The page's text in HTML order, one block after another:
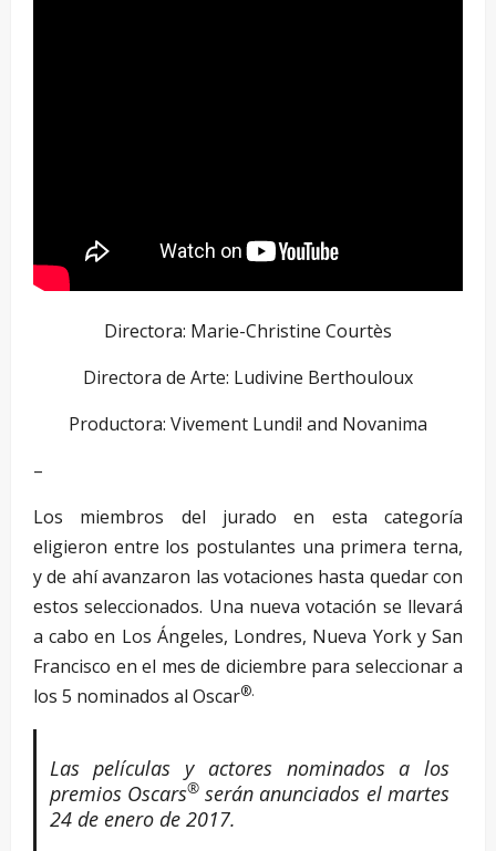
Directora: Marie-Christine Courtès
Directora de Arte: Ludivine Berthouloux
Productora: Vivement Lundi! and Novanima
–
Los miembros del jurado en esta categoría
eligieron entre los postulantes una primera terna,
y de ahí avanzaron las votaciones hasta quedar con
estos seleccionados. Una nueva votación se llevará
a cabo en Los Ángeles, Londres, Nueva York y San
Francisco en el mes de diciembre para seleccionar a
los 5 nominados al Oscar®.
Las películas y actores nominados a los
premios Oscars®serán anunciados el martes
24 de enero de 2017.